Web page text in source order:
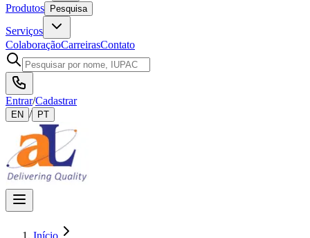
Produtos
Pesquisa
Serviços
ColaboraçãoCarreirasContato
Entrar/Cadastrar
EN / PT
Início